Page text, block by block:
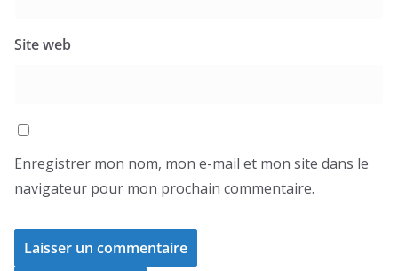
Site web
Enregistrer mon nom, mon e-mail et mon site dans le
navigateur pour mon prochain commentaire.